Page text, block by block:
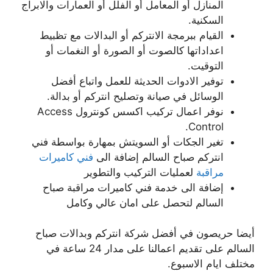
المنازل أو المعامل أو الفلل أو العمارات والابراج
السكنية.
القيام ببرمجة الانتركم أو البدالات مع تظبيط
اعداداتها كالصوت أو الصورة أو النغمات أو
التوقيت.
توفير الادوات الحديثة للعمل واتباع أفضل
الوسائل في صيانة وتصليح انتركم أو بدالة.
نوفر اعمال تركيب اكسس كونترول Access
Control.
تغير الجكات أو السويتش بمهارة بواسطة فني
انتركم صباح السالم إضافة الى فني كاميرات
مراقبة لعمليات التركيب والتطوير
إضافة الى خدمة فني كاميرات مراقبة صباح
السالم لتحصل على امان عالي وكامل
أيضا حريصون في أفضل شركة انتركم وبدالات صباح
السالم على تقديم اعمالنا على مدار 24 ساعة في
مختلف ايام الاسبوع.